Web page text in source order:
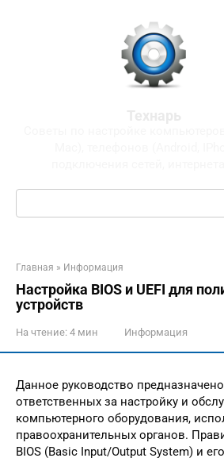
Поиск:
Главная » Информация
Настройка BIOS и UEFI для
устройств
На чтение: 4 мин Информация
Данное руководство
ответственных за настройку и
компьютерного оборудования,
правоохранительных органов.
BIOS (Basic Input/Output System) и